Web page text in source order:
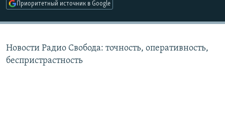
Приоритетный источник в Google
Новости Радио Свобода: точность, оперативность,
беспристрастность